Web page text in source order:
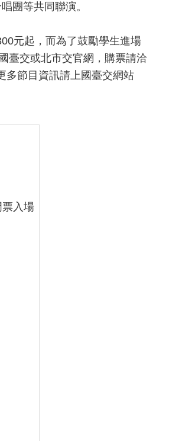
團等共同聯演。
元起，而為了鼓勵學生進場
臺交或北市交官網，購票請洽
多節目資訊請上國臺交網站
入場